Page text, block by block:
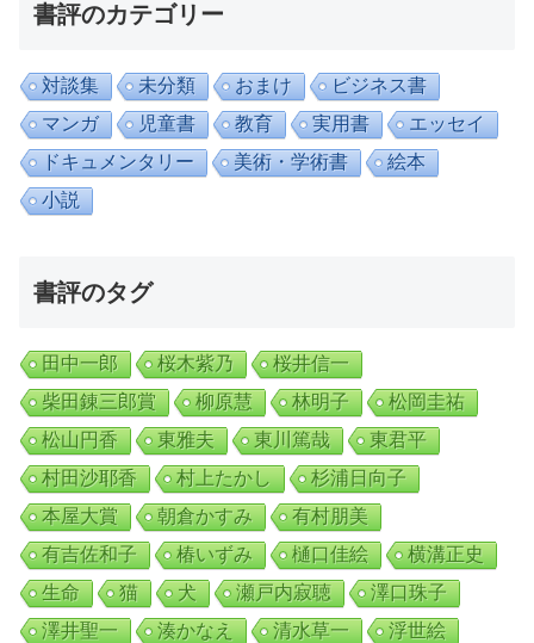
書評のカテゴリー
対談集 未分類 おまけ
ビジネス書
マンガ
児童書 教育 実用書
エッセイ
ドキュメンタリー
美術・学術書
絵本
小説
書評のタグ
田中一郎 桜木紫乃
桜井信一
柴田錬三郎賞
柳原慧 林明子
松岡圭祐
松山円香
東雅夫 東川篤哉
東君平
村田沙耶香
村上たかし
杉浦日向子
本屋大賞
朝倉かすみ
有村朋美
有吉佐和子
椿いずみ 樋口佳絵
横溝正史
生命
猫 犬 瀬戸内寂聴
澤口珠子
澤井聖一
湊かなえ 清水草一
浮世絵